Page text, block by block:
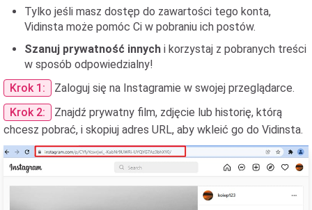
Tylko jeśli masz dostęp do zawartości tego konta,
Vidinsta może pomóc Ci w pobraniu ich postów.
Szanuj prywatność innych i korzystaj z pobranych treści
w sposób odpowiedzialny!
Krok 1:
Zaloguj się na Instagramie w swojej przeglądarce.
Krok 2:
Znajdź prywatny film, zdjęcie lub historię, którą
chcesz pobrać, i skopiuj adres URL, aby wkleić go do Vidinsta.